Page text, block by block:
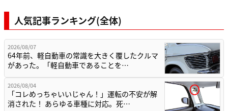
人気記事ランキング(全体)
2026/08/07
64年前、軽自動車の常識を大きく覆したクルマ
があった。「軽自動車であることを…
2026/08/04
「コレめっちゃいいじゃん！」運転の不安が解
消された！ あらゆる車種に対応。死…